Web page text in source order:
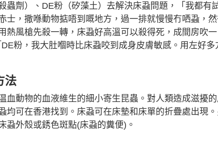
蟲劑）、DE粉（矽藻土）去解決床蝨問題，「我都有
士，撒喺動物掂唔到嘅地方，過一排就慢慢冇哂蝨，
熱風槍先殺一轉，床蝨好高溫可以殺得死，成間房吹一
粉，我大肚嗰時比床蝨咬到成身皮膚敏感。用左好多
法
血動物的血液維生的細小寄生昆蟲。對人類造成滋擾
均可在香港找到。床蝨可在床墊和床單的折疊處出現
蝨外殼或銹色斑點(床蝨的糞便)。